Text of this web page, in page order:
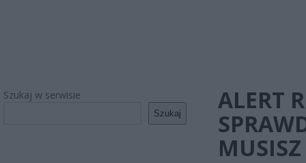
Szukaj w serwisie
Szukaj
ALERT